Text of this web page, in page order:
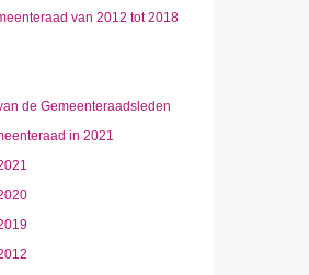
van 2012 tot 2018
de Gemeenteraadsleden
in 2021